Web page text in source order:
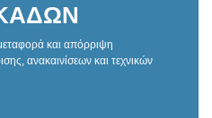
και απόρριψη
ανακαινίσεων και τεχνικών